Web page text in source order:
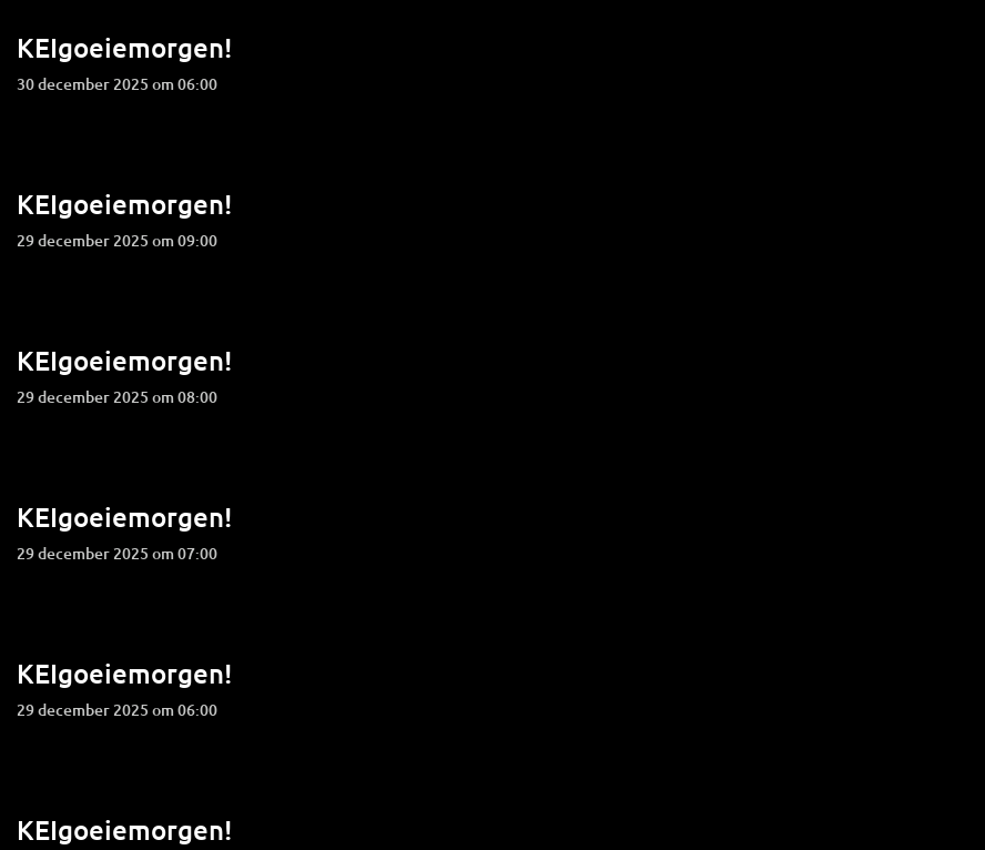
KEIgoeiemorgen!
30 december 2025 om 06:00
KEIgoeiemorgen!
29 december 2025 om 09:00
KEIgoeiemorgen!
29 december 2025 om 08:00
KEIgoeiemorgen!
29 december 2025 om 07:00
KEIgoeiemorgen!
29 december 2025 om 06:00
KEIgoeiemorgen!